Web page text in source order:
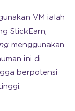
VM ialah
StickEarn,
menggunakan
ini di
berpotensi